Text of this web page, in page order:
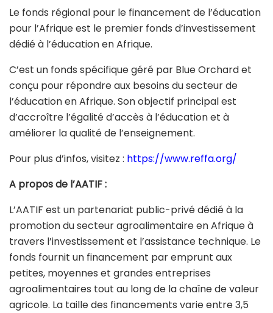
Le fonds régional pour le financement de l’éducation
pour l’Afrique est le premier fonds d’investissement
dédié à l’éducation en Afrique.
C’est un fonds spécifique géré par Blue Orchard et
conçu pour répondre aux besoins du secteur de
l’éducation en Afrique. Son objectif principal est
d’accroître l’égalité d’accès à l’éducation et à
améliorer la qualité de l’enseignement.
Pour plus d’infos, visitez : https://www.reffa.org/
A propos de l’AATIF :
L’AATIF est un partenariat public-privé dédié à la
promotion du secteur agroalimentaire en Afrique à
travers l’investissement et l’assistance technique. Le
fonds fournit un financement par emprunt aux
petites, moyennes et grandes entreprises
agroalimentaires tout au long de la chaîne de valeur
agricole. La taille des financements varie entre 3,5